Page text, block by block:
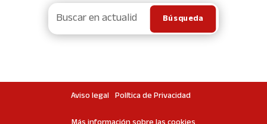
Aviso legal Política de Privacidad